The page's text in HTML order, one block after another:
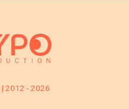
| 2012 - 2026